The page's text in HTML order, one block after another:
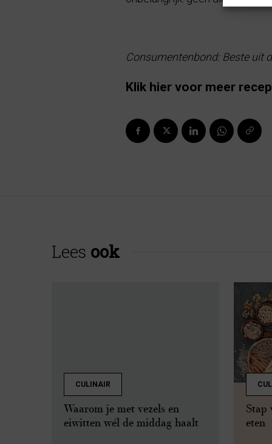
Consumentenbond: Beste uit
Klik hier voor meer
Lees ook
CULINAIR
Waarom je met vezels en
eiwitten wél de middag haalt
Stap
eten